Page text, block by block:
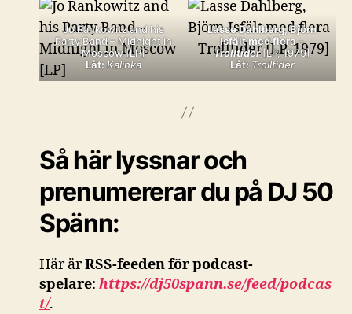
Jo Rankowitz and his
Party Band – Midnight in
Moscow [LP]
Låt:Kalinka
Lasse Dahlberg, Björn
Isfält med flera –
Trolltider [LP, 1979]
Låt: Trolltider
Så här lyssnar och
prenumererar du på DJ 50
Spänn:
Här ärRSS-feeden för podcast-
spelare: https://dj50spann.se/feed/podcas
t/.